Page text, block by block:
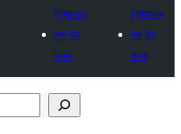
প্ৰিয়বোৰ
লগ ইন
কৰক
প্ৰিয়বোৰ
লগ ইন
কৰক